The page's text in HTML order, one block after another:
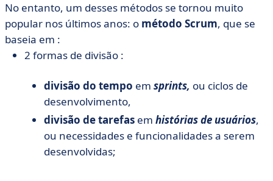
No entanto, um desses métodos se tornou muito
popular nos últimos anos: o método Scrum, que se
baseia em :
2 formas de divisão :
divisão do tempo em sprints, ou ciclos de
desenvolvimento,
divisão de tarefas em histórias de usuários,
ou necessidades e funcionalidades a serem
desenvolvidas;